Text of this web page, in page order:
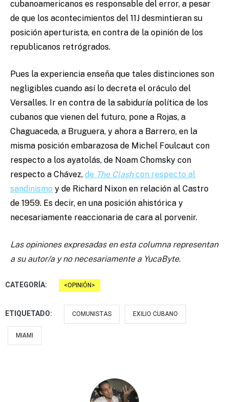
cubanoamericanos es responsable del error, a pesar
de que los acontecimientos del 11J desmintieran su
posición aperturista, en contra de la opinión de los
republicanos retrógrados.
Pues la experiencia enseña que tales distinciones son
negligibles cuando así lo decreta el oráculo del
Versalles. Ir en contra de la sabiduría política de los
cubanos que vienen del futuro, pone a Rojas, a
Chaguaceda, a Bruguera, y ahora a Barrero, en la
misma posición embarazosa de Michel Foulcaut con
respecto a los ayatolás, de Noam Chomsky con
respecto a Chávez, de The Clashcon respecto al
sandinismo y de Richard Nixon en relación al Castro
de 1959. Es decir, en una posición ahistórica y
necesariamente reaccionaria de cara al porvenir.
Las opiniones expresadas en esta columna representan
a su autor/a y no necesariamente a YucaByte.
CATEGORÍA: OPINIÓN
ETIQUETADO: COMUNISTAS EXILIO CUBANO
MIAMI